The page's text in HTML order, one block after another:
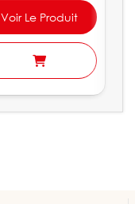
Voir Le Produit